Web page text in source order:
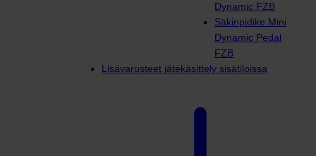
Dynamic FZB
Säkinpidike Mini
Dynamic Pedal
FZB
Lisävarusteet jätekäsittely sisätiloissa